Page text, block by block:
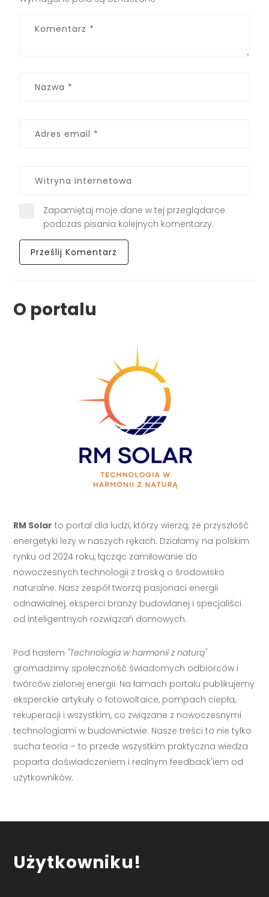
Zapamiętaj moje dane w tej przeglądarce
podczas pisania kolejnych komentarzy.
O portalu
RM Solar to portal dla ludzi, którzy wierzą, że przyszłość
energetyki leży w naszych rękach. Działamy na polskim
rynku od 2024 roku, łącząc zamiłowanie do
nowoczesnych technologii z troską o środowisko
naturalne. Nasz zespół tworzą pasjonaci energii
odnawialnej, eksperci branży budowlanej i specjaliści
od inteligentnych rozwiązań domowych.
Pod hasłem "Technologia w harmonii z naturą"
gromadzimy społeczność świadomych odbiorców i
twórców zielonej energii. Na łamach portalu publikujemy
eksperckie artykuły o fotowoltaice, pompach ciepła,
rekuperacji i wszystkim, co związane z nowoczesnymi
technologiami w budownictwie. Nasze treści to nie tylko
sucha teoria – to przede wszystkim praktyczna wiedza
poparta doświadczeniem i realnym feedback'iem od
użytkowników.
Użytkowniku!